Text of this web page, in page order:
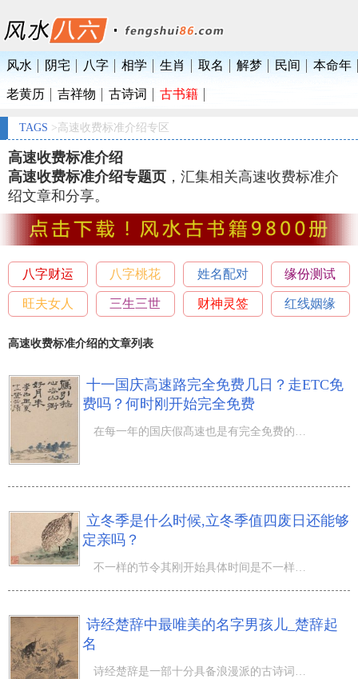
风水 阴宅 八字 相学 生肖 取名 解梦 民间 本命年
老黄历 吉祥物 古诗词 古书籍
TAGS >高速收费标准介绍专区
高速收费标准介绍
高速收费标准介绍专题页 ，汇集相关高速收费标准介
绍文章和分享。
八字财运 八字桃花 姓名配对 缘份测试
旺夫女人 三生三世 财神灵签 红线姻缘
高速收费标准介绍的文章列表
十一国庆高速路完全免费几日？走ETC免
费吗？何时刚开始完全免费
在每一年的国庆假髙速也是有完全免费的時间的，那麼，我们一起来看一下，十一国庆高速路完全免费几日？从何
立冬季是什么时候,立冬季值四废日还能够
定亲吗？
不一样的节令其刚开始具体时间是不一样的，那麼立冬季是什么时候,立冬季值四废日还能够定亲吗？农历九月秋
诗经楚辞中最唯美的名字男孩儿_楚辞起
名
诗经楚辞是一部十分具备浪漫派的古诗词总集，经历上千年，其风彩风采依旧，依然是为男孩取名的經典。而一个